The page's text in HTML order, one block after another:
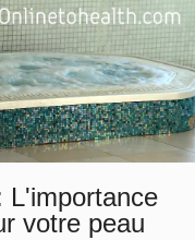
L'importance
votre peau